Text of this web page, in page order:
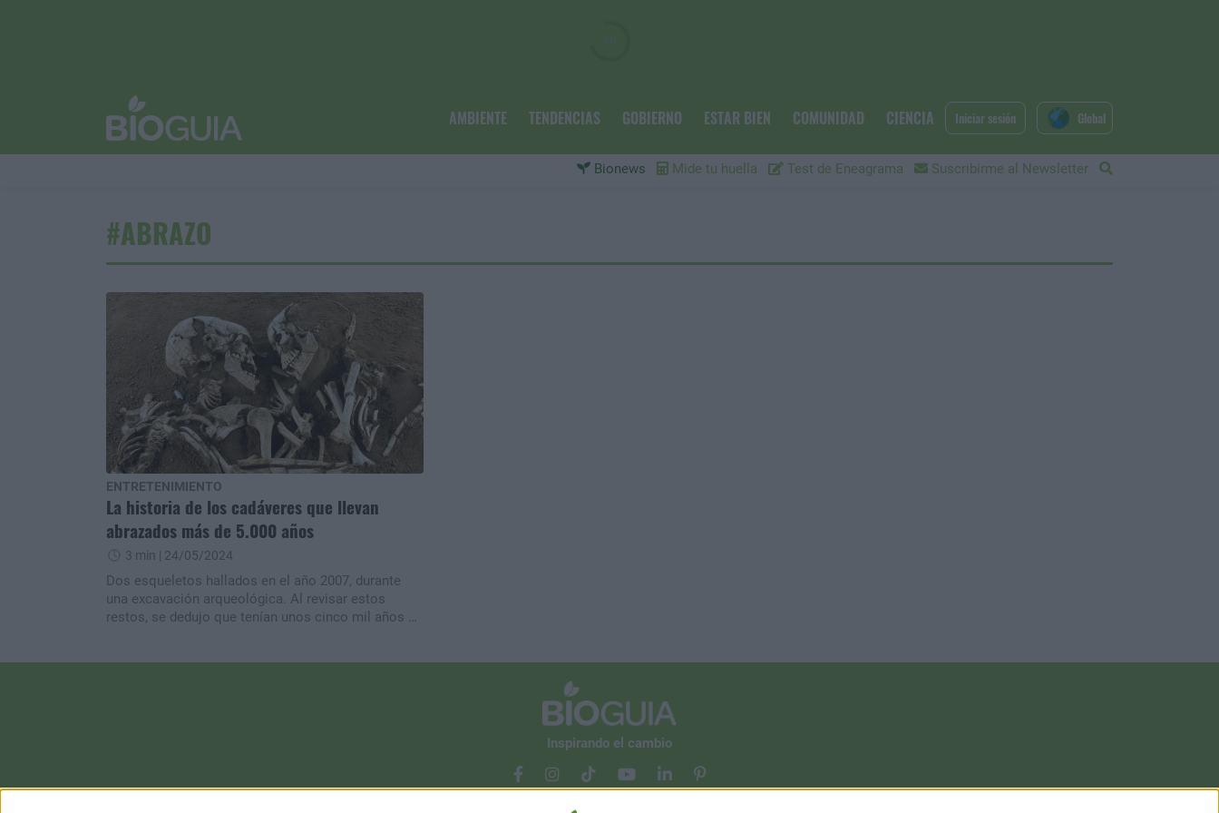
AMBIENTE TENDENCIAS GOBIERNO ESTAR BIEN COMUNIDAD CIENCIA
Bionews Mide tu huella Test de Eneagrama Suscribirme al Newsletter
Iniciar sesión Global
#ABRAZO
ENTRETENIMIENTO
La historia de los cadáveres que llevan
abrazados más de 5.000 años
3 min | 24/05/2024
Dos esqueletos hallados en el año 2007, durante
una excavación arqueológica. Al revisar estos
restos, se dedujo que tenían unos cinco mil años de
Inspirando el cambio